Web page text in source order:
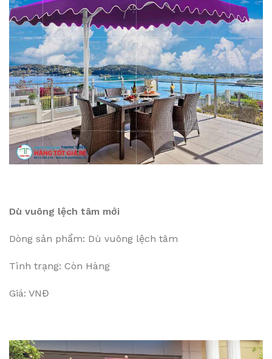
Dù vuông lệch tâm mới
Dòng sản phẩm: Dù vuông lệch tâm
Tình trạng: Còn Hàng
Giá: VNĐ